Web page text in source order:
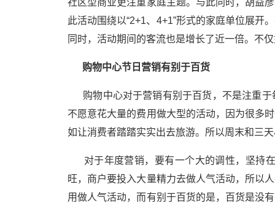
社区型商业更注重家庭主题。与此同时，胡益
此活动围绕以“2+1、4+1”形式的家庭单位展
同时，活动期间的客流也是增长了近一倍。不
购物中心节日营销有别于百货
购物中心对于营销有别于百货，不是注重于
不愿意花大量的费用做大型的活动，因为很多
如让消费者踏踏实实出去旅游。所以周末和三
对于年度营销，要有一个大的调性，坚持在
旺，商户要投入大量精力去做人气活动，所以
用做人气活动，而有别于百货的是，百货是没